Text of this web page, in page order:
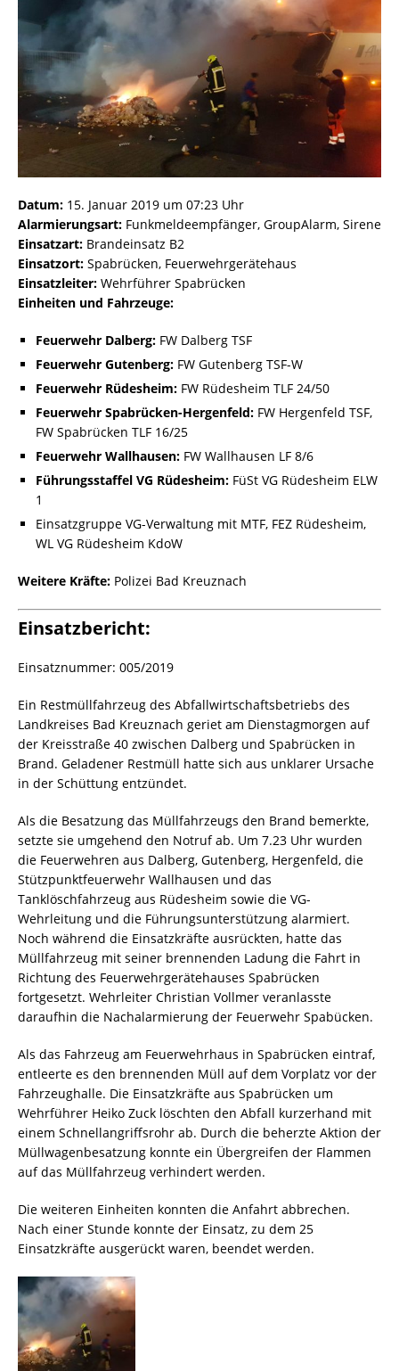
Datum: 15. Januar 2019 um 07:23 Uhr
Alarmierungsart: Funkmeldeempfänger, GroupAlarm, Sirene
Einsatzart: Brandeinsatz B2
Einsatzort: Spabrücken, Feuerwehrgerätehaus
Einsatzleiter: Wehrführer Spabrücken
Einheiten und Fahrzeuge:
Feuerwehr Dalberg: FW Dalberg TSF
Feuerwehr Gutenberg: FW Gutenberg TSF-W
Feuerwehr Rüdesheim: FW Rüdesheim TLF 24/50
Feuerwehr Spabrücken-Hergenfeld: FW Hergenfeld TSF,
FW Spabrücken TLF 16/25
Feuerwehr Wallhausen: FW Wallhausen LF 8/6
Führungsstaffel VG Rüdesheim: FüSt VG Rüdesheim ELW
1
Einsatzgruppe VG-Verwaltung mit MTF, FEZ Rüdesheim,
WL VG Rüdesheim KdoW
Weitere Kräfte: Polizei Bad Kreuznach
Einsatzbericht:
Einsatznummer: 005/2019
Ein Restmüllfahrzeug des Abfallwirtschaftsbetriebs des
Landkreises Bad Kreuznach geriet am Dienstagmorgen auf
der Kreisstraße 40 zwischen Dalberg und Spabrücken in
Brand. Geladener Restmüll hatte sich aus unklarer Ursache
in der Schüttung entzündet.
Als die Besatzung das Müllfahrzeugs den Brand bemerkte,
setzte sie umgehend den Notruf ab. Um 7.23 Uhr wurden
die Feuerwehren aus Dalberg, Gutenberg, Hergenfeld, die
Stützpunktfeuerwehr Wallhausen und das
Tanklöschfahrzeug aus Rüdesheim sowie die VG-
Wehrleitung und die Führungsunterstützung alarmiert.
Noch während die Einsatzkräfte ausrückten, hatte das
Müllfahrzeug mit seiner brennenden Ladung die Fahrt in
Richtung des Feuerwehrgerätehauses Spabrücken
fortgesetzt. Wehrleiter Christian Vollmer veranlasste
daraufhin die Nachalarmierung der Feuerwehr Spabücken.
Als das Fahrzeug am Feuerwehrhaus in Spabrücken eintraf,
entleerte es den brennenden Müll auf dem Vorplatz vor der
Fahrzeughalle. Die Einsatzkräfte aus Spabrücken um
Wehrführer Heiko Zuck löschten den Abfall kurzerhand mit
einem Schnellangriffsrohr ab. Durch die beherzte Aktion der
Müllwagenbesatzung konnte ein Übergreifen der Flammen
auf das Müllfahrzeug verhindert werden.
Die weiteren Einheiten konnten die Anfahrt abbrechen.
Nach einer Stunde konnte der Einsatz, zu dem 25
Einsatzkräfte ausgerückt waren, beendet werden.